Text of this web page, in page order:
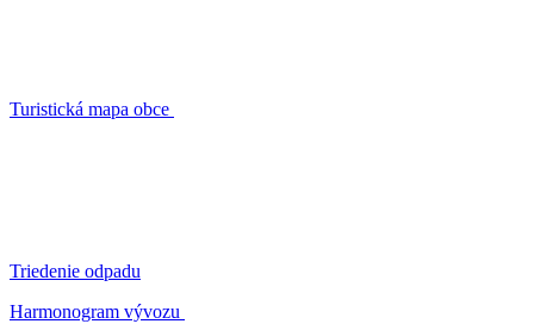
Turistická mapa obce
Triedenie odpadu
Harmonogram vývozu